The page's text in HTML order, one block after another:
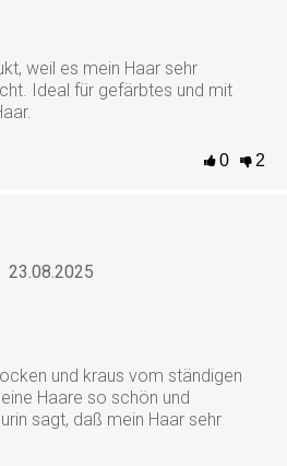
0 2
weil es mein Haar sehr
Ideal für gefärbtes und mit
23.08.2025
und kraus vom ständigen
Haare so schön und
sagt, daß mein Haar sehr